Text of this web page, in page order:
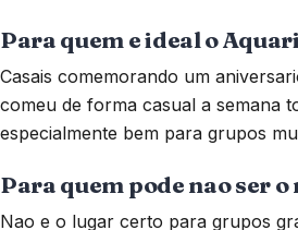
Para quem e ideal o
Casais comemorando um
comeu de forma casual a semana
especialmente bem para grupos
Para quem pode nao ser
Nao e o lugar certo para grupos